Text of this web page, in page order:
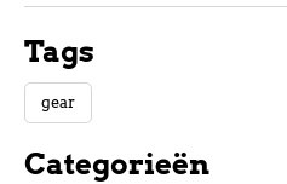
Tags
gear
Categorieën